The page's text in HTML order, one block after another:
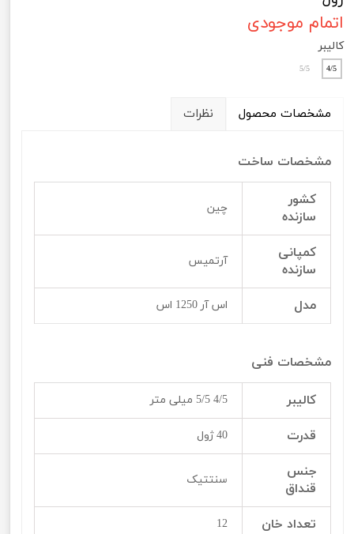
اتمام موجودی
کالیبر
4/5
5/5
مشخصات محصول نظرات
مشخصات ساخت
کشور
سازنده
چین
کمپانی
سازنده
آرتمیس
مدل اس آر 1250 اس
مشخصات فنی
کالیبر 4/5 5/5 میلی متر
قدرت 40 ژول
جنس
قنداق
سنتتیک
تعداد خان 12